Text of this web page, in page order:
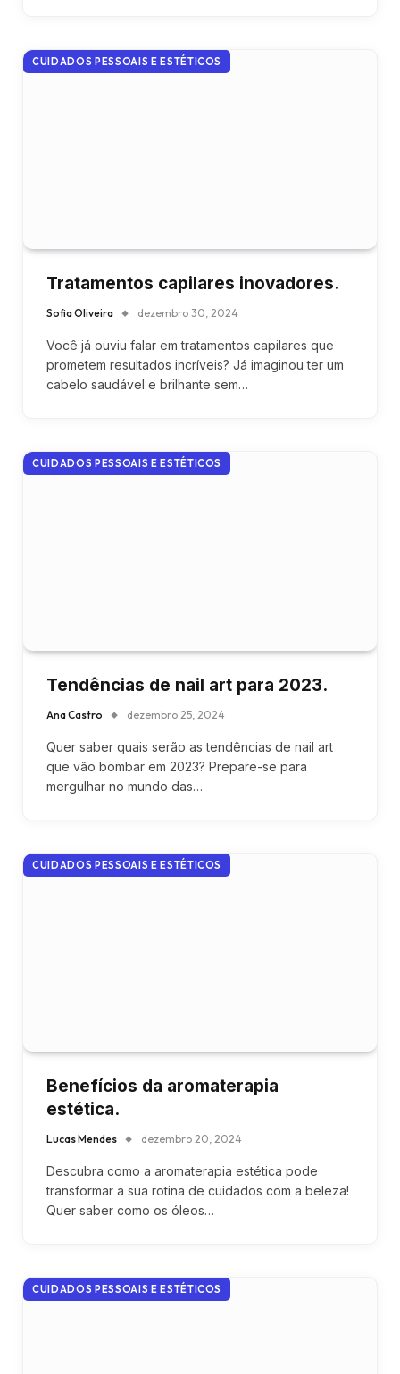
CUIDADOS PESSOAIS E ESTÉTICOS
Tratamentos capilares inovadores.
Sofia Oliveira dezembro 30, 2024
Você já ouviu falar em tratamentos capilares que
prometem resultados incríveis? Já imaginou ter um
cabelo saudável e brilhante sem…
CUIDADOS PESSOAIS E ESTÉTICOS
Tendências de nail art para 2023.
Ana Castro dezembro 25, 2024
Quer saber quais serão as tendências de nail art
que vão bombar em 2023? Prepare-se para
mergulhar no mundo das…
CUIDADOS PESSOAIS E ESTÉTICOS
Benefícios da aromaterapia
estética.
Lucas Mendes dezembro 20, 2024
Descubra como a aromaterapia estética pode
transformar a sua rotina de cuidados com a beleza!
Quer saber como os óleos…
CUIDADOS PESSOAIS E ESTÉTICOS